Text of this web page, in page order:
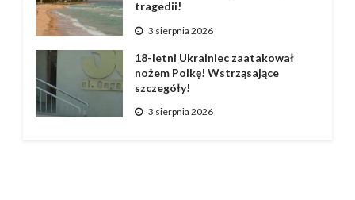
tragedii!
3 sierpnia 2026
18-letni Ukrainiec zaatakował
nożem Polkę! Wstrząsające
szczegóły!
3 sierpnia 2026